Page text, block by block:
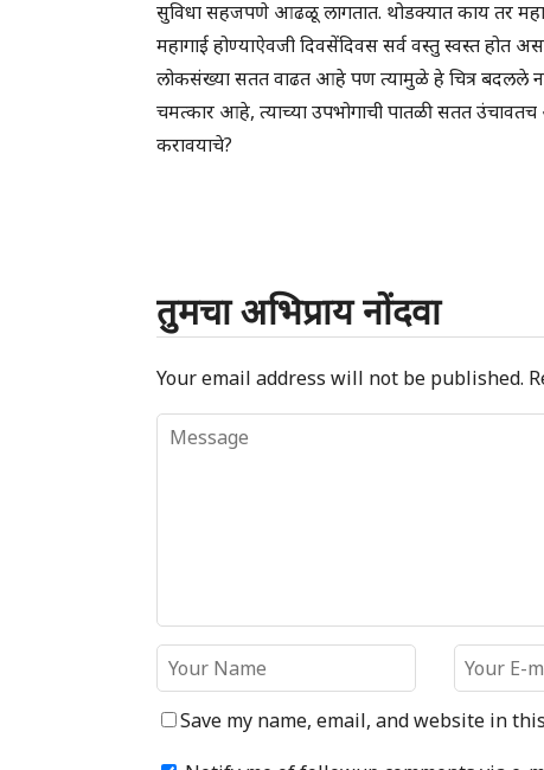
सुविधा सहजपणे आढळू लागतात. थोडक्यात काय तर
महागाई होण्याऐवजी दिवसेंदिवस सर्व वस्तु स्वस्त
लोकसंख्या सतत वाढत आहे पण त्यामुळे हे चित्र बदलले
चमत्कार आहे, त्याच्या उपभोगाची पातळी सतत
करावयाचे?
तुमचा अभिप्राय नोंदवा
Your email address will not be published.
Save my name, email, and website in